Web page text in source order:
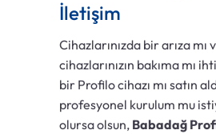
İletişim
Cihazlarınızda bir arıza mı
cihazlarınızın bakıma mı
bir Profilo cihazı mı satın
profesyonel kurulum mu
olursa olsun, Babadağ